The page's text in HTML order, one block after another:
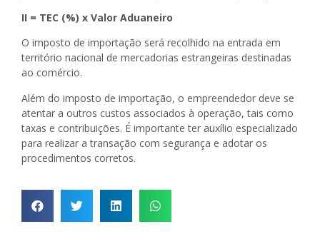
II = TEC (%) x Valor Aduaneiro
O imposto de importação será recolhido na entrada em
território nacional de mercadorias estrangeiras destinadas
ao comércio.
Além do imposto de importação, o empreendedor deve se
atentar a outros custos associados à operação, tais como
taxas e contribuições. É importante ter auxílio especializado
para realizar a transação com segurança e adotar os
procedimentos corretos.